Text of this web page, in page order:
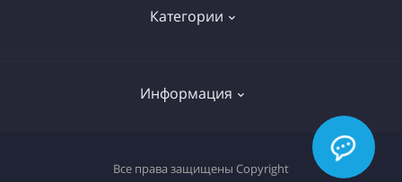
Категории
Информация
Все права защищены Copyright